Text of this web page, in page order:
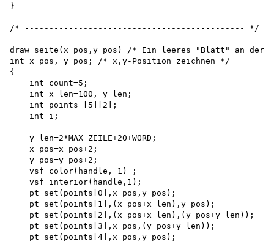
}
/* --------------------------------------------- */
draw_seite(x_pos,y_pos) /* Ein leeres "Blatt" an
int x_pos, y_pos; /* x,y-Position zeichnen */
{
    int count=5;
    int x_len=100, y_len;
    int points [5][2];
    int i;
    y_len=2*MAX_ZEILE+20+WORD;
    x_pos=x_pos+2;
    y_pos=y_pos+2;
    vsf_color(handle, 1) ;
    vsf_interior(handle,1);
    pt_set(points[0],x_pos,y_pos);
    pt_set(points[1],(x_pos+x_len),y_pos);
    pt_set(points[2],(x_pos+x_len),(y_pos+y_len));
    pt_set(points[3],x_pos,(y_pos+y_len));
    pt_set(points[4],x_pos,y_pos);